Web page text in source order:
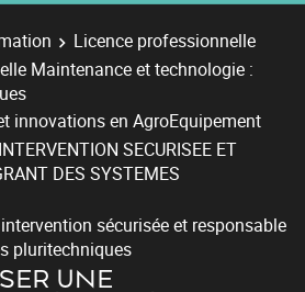
Licence professionnelle
Maintenance et technologie :
innovations en AgroEquipement
SECURISEE ET
DES SYSTEMES
sécurisée et responsable
pluritechniques
UNE